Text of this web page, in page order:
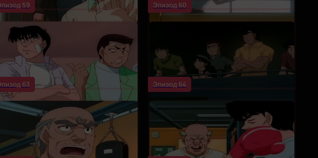
59 Эпизод 60
63 Эпизод 64